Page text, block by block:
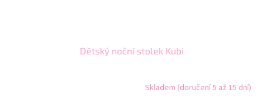
Dětský noční stolek Kubi
Skladem (doručení 5 až 15 dní)